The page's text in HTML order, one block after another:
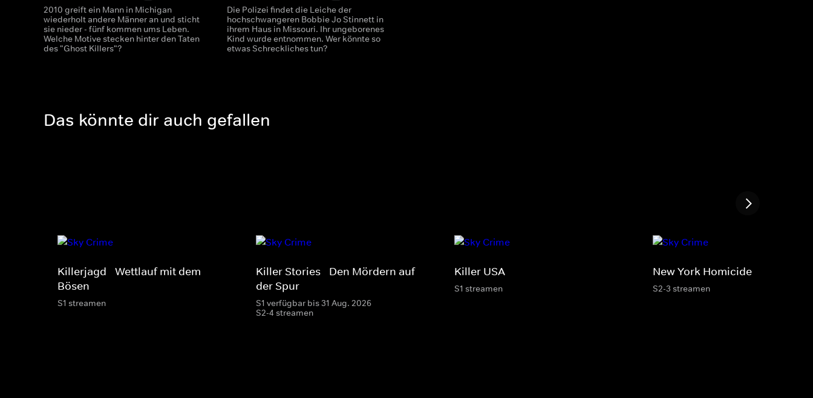
2010 greift ein Mann in Michigan
wiederholt andere Männer an und sticht
sie nieder - fünf kommen ums Leben.
Welche Motive stecken hinter den Taten
des "Ghost Killers"?
Die Polizei findet die Leiche der
hochschwangeren Bobbie Jo Stinnett in
ihrem Haus in Missouri. Ihr ungeborenes
Kind wurde entnommen. Wer könnte so
etwas Schreckliches tun?
Das könnte dir auch gefallen
Killerjagd - Wettlauf mit dem
Bösen
S1 streamen
Killer Stories - Den Mördern auf
der Spur
S1 verfügbar bis 31 Aug. 2026
S2-4 streamen
Killer USA
S1 streamen
New York Homicide
S2-3 streamen